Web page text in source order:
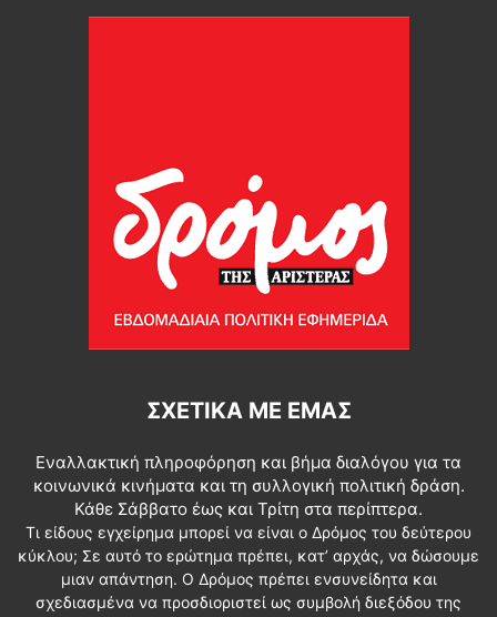
ΣΧΕΤΙΚΆ ΜΕ ΕΜΆΣ
Εναλλακτική πληροφόρηση και βήμα διαλόγου για τα
κοινωνικά κινήματα και τη συλλογική πολιτική δράση.
Κάθε Σάββατο έως και Τρίτη στα περίπτερα.
Τι είδους εγχείρημα μπορεί να είναι ο Δρόμος του δεύτερου
κύκλου; Σε αυτό το ερώτημα πρέπει, κατ’ αρχάς, να δώσουμε
μιαν απάντηση. Ο Δρόμος πρέπει ενσυνείδητα και
σχεδιασμένα να προσδιοριστεί ως συμβολή διεξόδου της